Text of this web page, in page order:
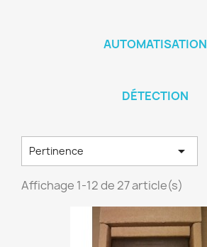
AUTOMATISATION
DÉTECTION
Pertinence 
Affichage 1-12 de 27 article(s)